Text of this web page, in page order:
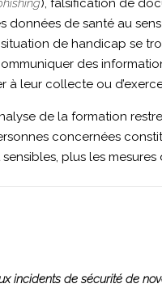
), falsification de
de santé au
de handicap se
des
à leur collecte ou
de la formation
concernées
plus les
incidents de sécurité de